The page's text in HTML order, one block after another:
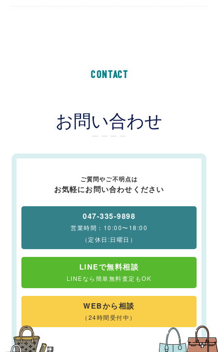
CONTACT
お問い合わせ
ー ー ー ー
ご質問やご不明点は
お気軽にお問い合わせください
047-335-9898
営業時間：10:00〜18:00
（定休日:日曜日）
LINEで無料相談
LINEなら簡単無料査定もOK
WEBから相談
（24時間受付中）